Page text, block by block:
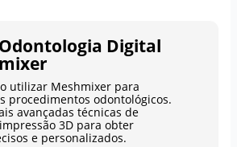
Digital
utilizar Meshmixer para
procedimentos odontológicos.
avançadas técnicas de
3D para obter
e personalizados.